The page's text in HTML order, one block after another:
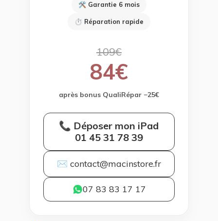
🛠 Garantie 6 mois
⏱ Réparation rapide
109€
84€
après bonus QualiRépar −25€
📞 Déposer mon iPad
01 45 31 78 39
✉ contact@macinstore.fr
07 83 83 17 17